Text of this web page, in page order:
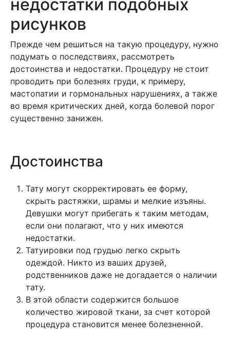
недостатки подобных
рисунков
Прежде чем решиться на такую процедуру, нужно
подумать о последствиях, рассмотреть
достоинства и недостатки. Процедуру не стоит
проводить при болезнях груди, к примеру,
мастопатии и гормональных нарушениях, а также
во время критических дней, когда болевой порог
существенно занижен.
Достоинства
Тату могут скорректировать ее форму,
скрыть растяжки, шрамы и мелкие изъяны.
Девушки могут прибегать к таким методам,
если они полагают, что у них имеются
недостатки.
Татуировки под грудью легко скрыть
одеждой. Никто из ваших друзей,
родственников даже не догадается о наличии
тату.
В этой области содержится большое
количество жировой ткани, за счет которой
процедура становится менее болезненной.